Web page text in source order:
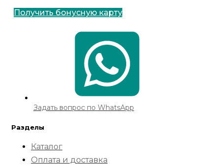
Получить бонусную карту
Задать вопрос по WhatsApp
Разделы
Каталог
Оплата и доставка